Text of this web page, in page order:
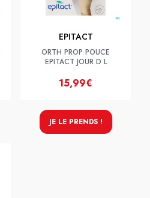
EPITACT
ORTH PROP POUCE
EPITACT JOUR D L
15,99€
JE LE PRENDS !